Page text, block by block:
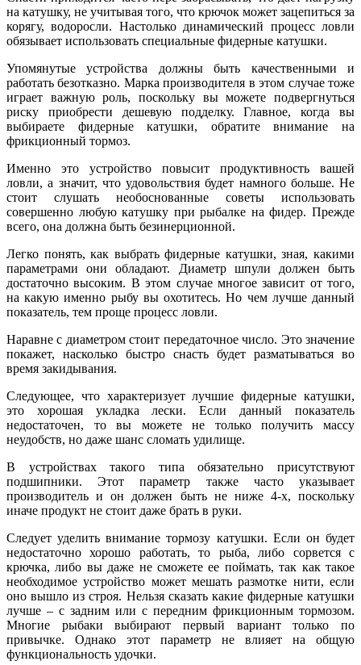
на катушку, не учитывая того, что крючок может зацепиться за
корягу, водоросли. Настолько динамический процесс ловли
обязывает использовать специальные фидерные катушки.
Упомянутые устройства должны быть качественными и
работать безотказно. Марка производителя в этом случае тоже
играет важную роль, поскольку вы можете подвергнуться
риску приобрести дешевую подделку. Главное, когда вы
выбираете фидерные катушки, обратите внимание на
фрикционный тормоз.
Именно это устройство повысит продуктивность вашей
ловли, а значит, что удовольствия будет намного больше. Не
стоит слушать необоснованные советы использовать
совершенно любую катушку при рыбалке на фидер. Прежде
всего, она должна быть безинерционной.
Легко понять, как выбрать фидерные катушки, зная, какими
параметрами они обладают. Диаметр шпули должен быть
достаточно высоким. В этом случае многое зависит от того,
на какую именно рыбу вы охотитесь. Но чем лучше данный
показатель, тем проще процесс ловли.
Наравне с диаметром стоит передаточное число. Это значение
покажет, насколько быстро снасть будет разматываться во
время закидывания.
Следующее, что характеризует лучшие фидерные катушки,
это хорошая укладка лески. Если данный показатель
недостаточен, то вы можете не только получить массу
неудобств, но даже шанс сломать удилище.
В устройствах такого типа обязательно присутствуют
подшипники. Этот параметр также часто указывает
производитель и он должен быть не ниже 4-х, поскольку
иначе продукт не стоит даже брать в руки.
Следует уделить внимание тормозу катушки. Если он будет
недостаточно хорошо работать, то рыба, либо сорвется с
крючка, либо вы даже не сможете ее поймать, так как такое
необходимое устройство может мешать размотке нити, если
оно вышло из строя. Нельзя сказать какие фидерные катушки
лучше – с задним или с передним фрикционным тормозом.
Многие рыбаки выбирают первый вариант только по
привычке. Однако этот параметр не влияет на общую
функциональность удочки.